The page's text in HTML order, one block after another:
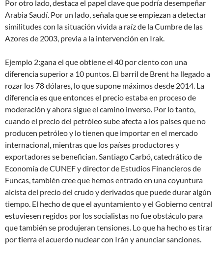
Por otro lado, destaca el papel clave que podría desempeñar
Arabia Saudí. Por un lado, señala que se empiezan a detectar
similitudes con la situación vivida a raíz de la Cumbre de las
Azores de 2003, previa a la intervención en Irak.
Ejemplo 2:gana el que obtiene el 40 por ciento con una
diferencia superior a 10 puntos. El barril de Brent ha llegado a
rozar los 78 dólares, lo que supone máximos desde 2014. La
diferencia es que entonces el precio estaba en proceso de
moderación y ahora sigue el camino inverso. Por lo tanto,
cuando el precio del petróleo sube afecta a los países que no
producen petróleo y lo tienen que importar en el mercado
internacional, mientras que los países productores y
exportadores se benefician. Santiago Carbó, catedrático de
Economía de CUNEF y director de Estudios Financieros de
Funcas, también cree que hemos entrado en una coyuntura
alcista del precio del crudo y derivados que puede durar algún
tiempo. El hecho de que el ayuntamiento y el Gobierno central
estuviesen regidos por los socialistas no fue obstáculo para
que también se produjeran tensiones. Lo que ha hecho es tirar
por tierra el acuerdo nuclear con Irán y anunciar sanciones.